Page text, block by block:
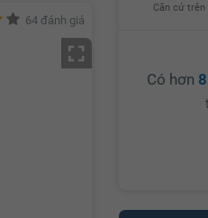
64 đánh giá
Căn cứ trên
Có hơn